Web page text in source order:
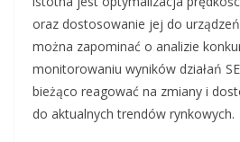
oraz dostosowanie jej do
można zapominać o analizie
monitorowaniu wyników działań
bieżąco reagować na zmiany i
do aktualnych trendów rynkowych.